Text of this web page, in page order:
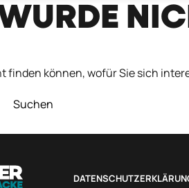
Schwacke
finden können, wofür Sie sich